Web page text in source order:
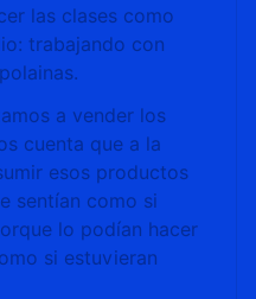
las clases como
trabajando con
a vender los
cuenta que a la
esos productos
sentían como si
lo podían hacer
si estuvieran